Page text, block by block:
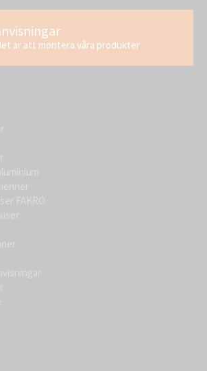
är att montera våra produkter
FAKRO